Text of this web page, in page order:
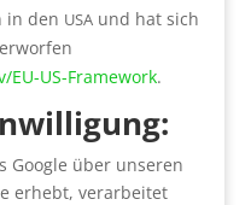
in den USAund hat sich
US-Framework.
Goog­le über unse­ren
erhebt, ver­ar­bei­tet